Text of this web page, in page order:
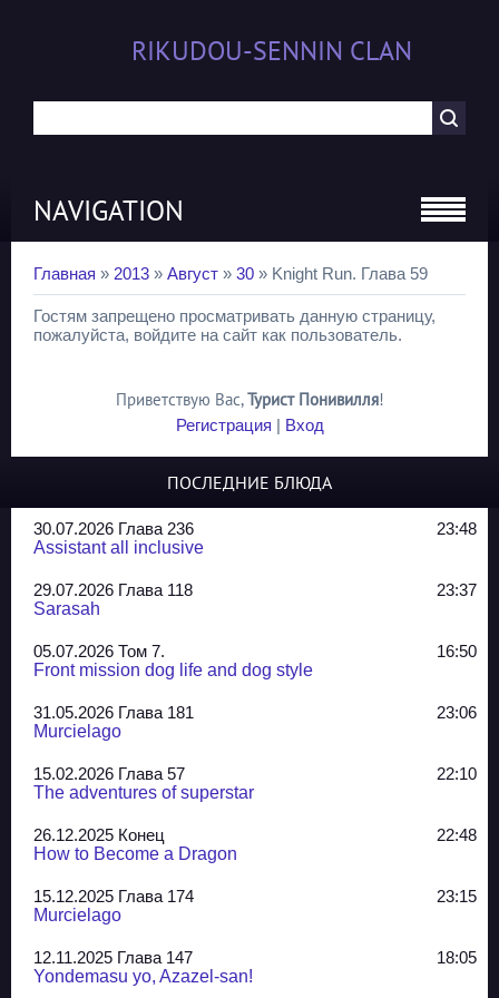
RIKUDOU-SENNIN CLAN
NAVIGATION
Главная » 2013 » Август » 30 » Knight Run. Глава 59
Гостям запрещено просматривать данную страницу,
пожалуйста, войдите на сайт как пользователь.
Приветствую Вас,Турист Понивилля!
Регистрация | Вход
ПОСЛЕДНИЕ БЛЮДА
30.07.2026 Глава 236
23:48
Assistant all inclusive
29.07.2026 Глава 118
23:37
Sarasah
05.07.2026 Том 7.
16:50
Front mission dog life and dog style
31.05.2026 Глава 181
23:06
Murcielago
15.02.2026 Глава 57
22:10
The adventures of superstar
26.12.2025 Конец
22:48
How to Become a Dragon
15.12.2025 Глава 174
23:15
Murcielago
12.11.2025 Глава 147
18:05
Yondemasu yo, Azazel-san!